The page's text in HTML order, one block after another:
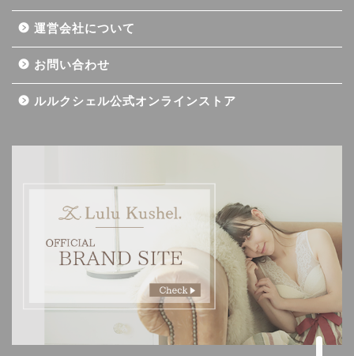
運営会社について
お問い合わせ
ルルクシェル公式オンラインストア
ダイエット
バストアップ（育乳）
ナイトブラの基礎知識